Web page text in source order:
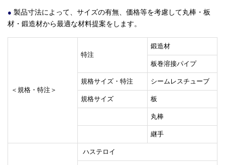
製品寸法によって、サイズの有無、価格等を考慮して丸棒・板
材・鍛造材から最適な材料提案をします。
＜規格・特注＞
特注
鍛造材
板巻溶接パイプ
規格サイズ・特注 シームレスチューブ
規格サイズ 板
丸棒
継手
ハステロイ